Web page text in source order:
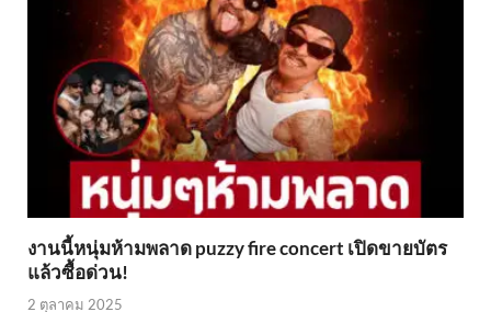
งานนี้หนุ่มห้ามพลาด puzzy fire concert เปิดขายบัตร
แล้วซื้อด่วน!
2 ตุลาคม 2025